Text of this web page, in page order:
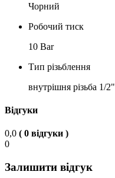
Чорний
Робочий тиск
10 Bar
Тип різьблення
внутрішня різьба 1/2"
Відгуки
0,0 ( 0 відгуки )
0
Залишити відгук